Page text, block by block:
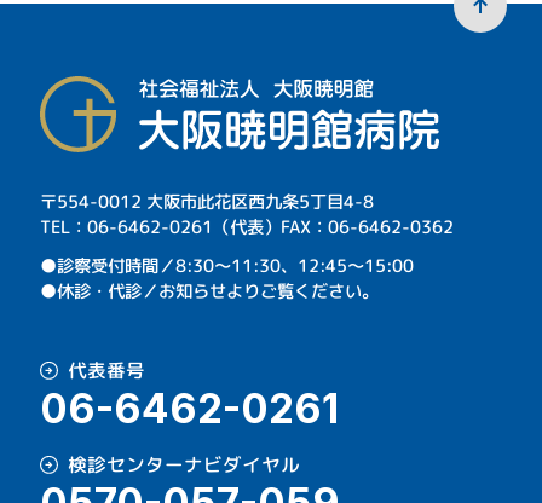
〒554-0012 大阪市此花区西九条5丁目4-8
TEL：06-6462-0261（代表）FAX：06-6462-0362
⁩●診察受付時間／8:30～11:30、12:45～15:00
●休診・代診／お知らせよりご覧ください。
代表番号
06-6462-0261
検診センターナビダイヤル